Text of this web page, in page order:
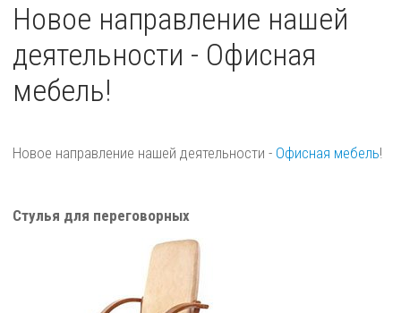
Новое направление нашей
деятельности - Офисная
мебель!
Новое направление нашей деятельности - Офисная мебель!
Стулья для переговорных